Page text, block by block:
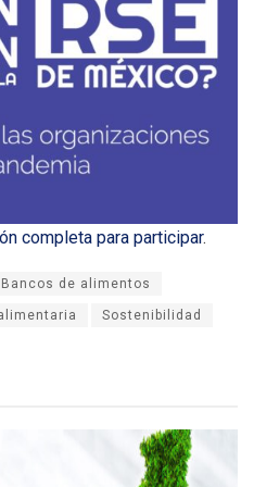
completa para participar.
Bancos de alimentos
Sostenibilidad